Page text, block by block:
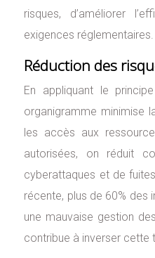
risques, d’améliorer
exigences réglementaires.
Réduction des
En appliquant le
organigramme minimise
les accès aux
autorisées, on réduit
cyberattaques et de
récente, plus de 60% des
une mauvaise gestion
contribue à inverser cette